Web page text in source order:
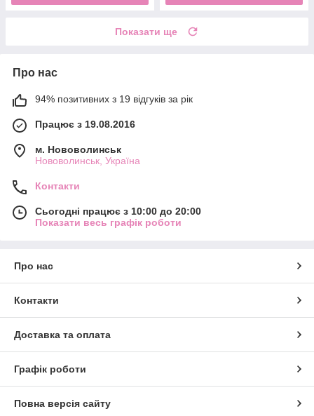
Показати ще
Про нас
94% позитивних з 19 відгуків за рік
Працює з 19.08.2016
м. Нововолинськ
Нововолинськ, Україна
Контакти
Сьогодні працює з 10:00 до 20:00
Показати весь графік роботи
Про нас
Контакти
Доставка та оплата
Графік роботи
Повна версія сайту